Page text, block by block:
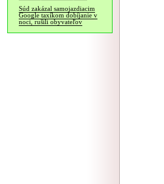
Súd zakázal samojazdiacim
Google taxíkom dobíjanie v
noci, rušili obyvateľov